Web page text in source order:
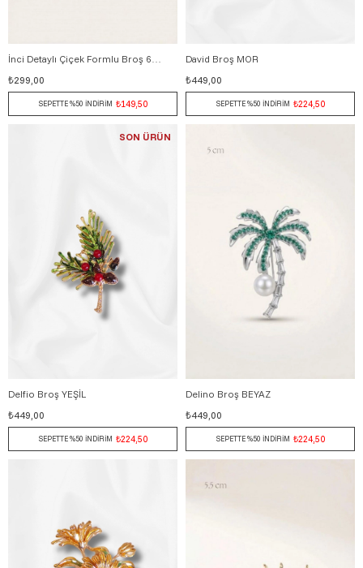
İnci Detaylı Çiçek Formlu Broş 6 cm BEYAZ
₺299,00
SEPETTE %50 İNDİRİM ₺149,50
David Broş MOR
₺449,00
SEPETTE %50 İNDİRİM ₺224,50
Delfio Broş YEŞİL
₺449,00
SEPETTE %50 İNDİRİM ₺224,50
SON ÜRÜN
Delino Broş BEYAZ
₺449,00
SEPETTE %50 İNDİRİM ₺224,50